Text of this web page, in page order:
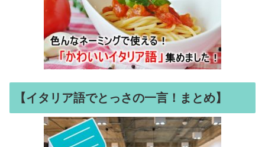
【イタリア語でとっさの一言！まとめ】